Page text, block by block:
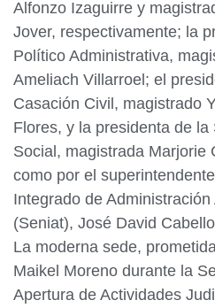
Alfonzo Izaguirre y
Jover, respectivamente; la
Político Administrativa,
Ameliach Villarroel; el
Casación Civil, magistrado
Flores, y la presidenta de la
Social, magistrada Marjorie
como por el
Integrado de
(Seniat), José David
La moderna sede,
Maikel Moreno durante la
Apertura de Actividades